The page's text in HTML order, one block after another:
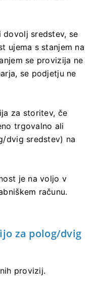
dovolj sredstev, se
ujema s stanjem na
se provizija ne
se podjetju ne
za storitev, če
trgovalno ali
dvig sredstev) na
je na voljo v
računu.
za polog/dvig
provizij.